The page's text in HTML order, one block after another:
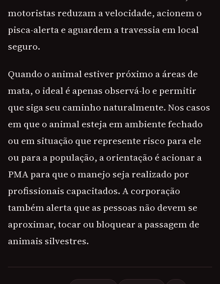
motoristas reduzam a velocidade, acionem o
pisca-alerta e aguardem a travessia em local
seguro.
Quando o animal estiver próximo a áreas de
mata, o ideal é apenas observá-lo e permitir
que siga seu caminho naturalmente. Nos casos
em que o animal esteja em ambiente fechado
ou em situação que represente risco para ele
ou para a população, a orientação é acionar a
PMA para que o manejo seja realizado por
profissionais capacitados. A corporação
também alerta que as pessoas não devem se
aproximar, tocar ou bloquear a passagem de
animais silvestres.